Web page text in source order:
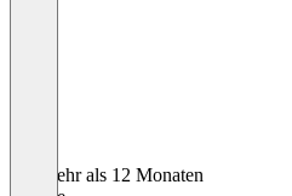
Vor mehr als 12 Monaten